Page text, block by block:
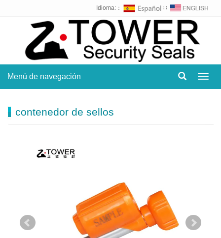
Idioma:： ∷
Menú de navegación
contenedor de sellos